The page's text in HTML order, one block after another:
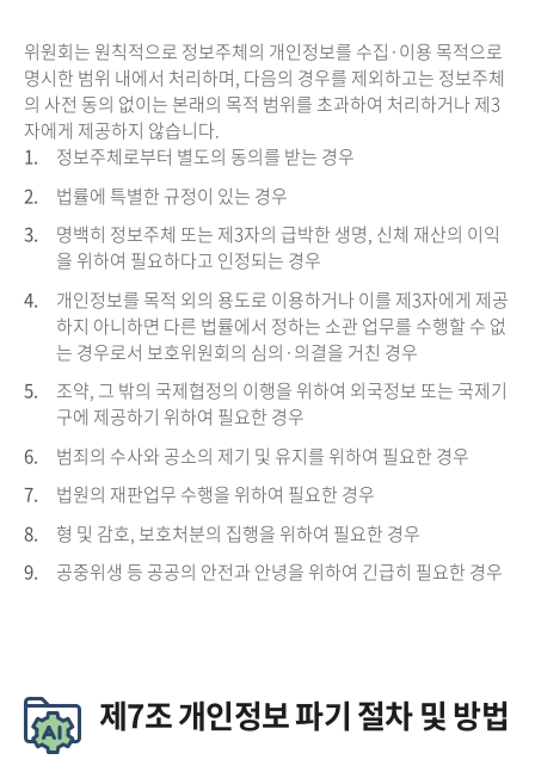
위원회는 원칙적으로 정보주체의 개인정보를 수집·이용 목적으로
명시한 범위 내에서 처리하며, 다음의 경우를 제외하고는 정보주체
의 사전 동의 없이는 본래의 목적 범위를 초과하여 처리하거나 제3
자에게 제공하지 않습니다.
1.
정보주체로부터 별도의 동의를 받는 경우
2.
법률에 특별한 규정이 있는 경우
3.
명백히 정보주체 또는 제3자의 급박한 생명, 신체 재산의 이익
을 위하여 필요하다고 인정되는 경우
4.
개인정보를 목적 외의 용도로 이용하거나 이를 제3자에게 제공
하지 아니하면 다른 법률에서 정하는 소관 업무를 수행할 수 없
는 경우로서 보호위원회의 심의·의결을 거친 경우
5.
조약, 그 밖의 국제협정의 이행을 위하여 외국정보 또는 국제기
구에 제공하기 위하여 필요한 경우
6.
범죄의 수사와 공소의 제기 및 유지를 위하여 필요한 경우
7.
법원의 재판업무 수행을 위하여 필요한 경우
8.
형 및 감호, 보호처분의 집행을 위하여 필요한 경우
9.
공중위생 등 공공의 안전과 안녕을 위하여 긴급히 필요한 경우
제7조 개인정보 파기 절차 및 방법